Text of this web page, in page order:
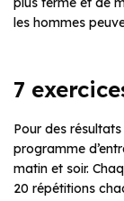
les hommes
7
Pour des
programme
matin et soir.
20 répétitions